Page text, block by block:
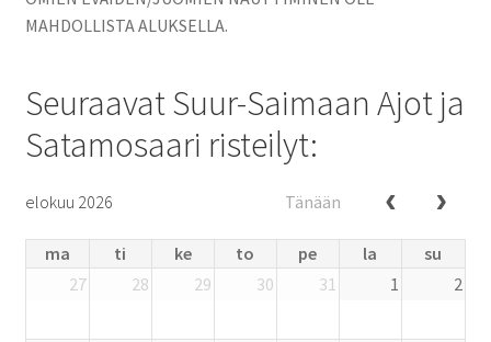
MAHDOLLISTA ALUKSELLA.
Seuraavat Suur-Saimaan Ajot ja
Satamosaari risteilyt:
elokuu 2026 Tänään
ma ti ke to pe la
su
27
28 29 30 31 1 2